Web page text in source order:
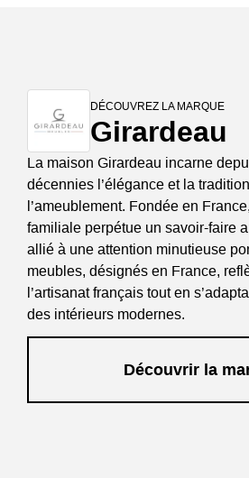
DÉCOUVREZ LA MARQUE
Girardeau
La maison Girardeau incarne
décennies l’élégance et la
l’ameublement. Fondée en
familiale perpétue un savoir-faire
allié à une attention minutieuse
meubles, désignés en France,
l’artisanat français tout en
des intérieurs modernes.
Découvrir la